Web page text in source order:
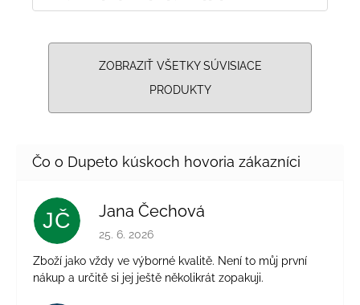
ZOBRAZIŤ VŠETKY SÚVISIACE
PRODUKTY
JČ Jana Čechová
Hodnotenie obchodu je 5 z 5 hviezdičiek.
25. 6. 2026
Zboží jako vždy ve výborné kvalitě. Není to můj první
nákup a určitě si jej ještě několikrát zopakuji.